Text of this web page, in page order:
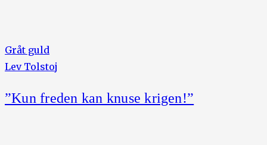
Gråt guld
Lev Tolstoj
”Kun freden kan knuse krigen!”